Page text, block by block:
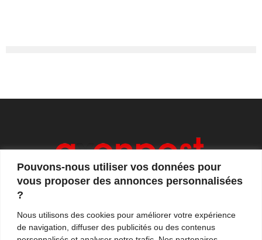
Pouvons-nous utiliser vos données pour
vous proposer des annonces personnalisées
?
Nous utilisons des cookies pour améliorer votre expérience
de navigation, diffuser des publicités ou des contenus
et de tendances. Notre équipe de journalistes vous
propose quotidiennement de suivre l'actualité en